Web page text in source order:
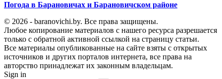
Погода в Барановичах и Барановичском районе
© 2026 - baranovichi.by. Все права защищены.
Любое копирование материалов с нашего ресурса разрешается
только с обратной активной ссылкой на страницу статьи.
Все материалы опубликованные на сайте взяты с открытых
источников и других порталов интернета, все права на
авторство принадлежат их законным владельцам.
Sign in